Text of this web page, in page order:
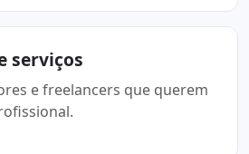
serviços
e freelancers que querem